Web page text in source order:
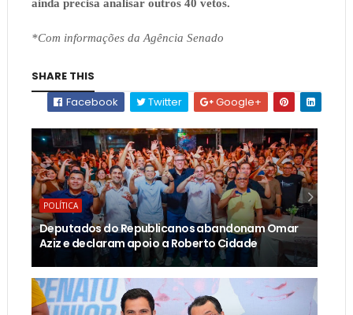
ainda precisa analisar outros 40 vetos.
*Com informações da Agência Senado
SHARE THIS
Facebook
Twitter Google+
POLÍTICA
Deputados do Republicanos abandonam Omar
Aziz e declaram apoio a Roberto Cidade